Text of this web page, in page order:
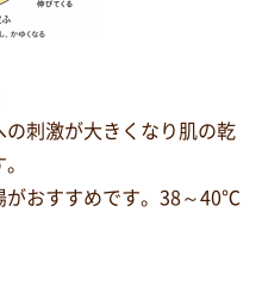
刺激が大きくなり肌の乾
がおすすめです。38～40℃